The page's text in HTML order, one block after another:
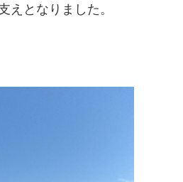
えとなりました。